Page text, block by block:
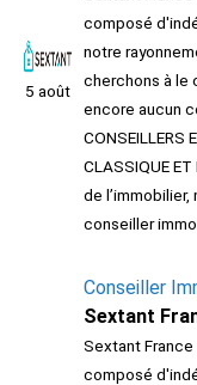
5 août
composé
notre
cherchons à le
encore aucun
CONSEILLERS
CLASSIQUE
de
conseiller
Conseiller
Sextant
Sextant
composé